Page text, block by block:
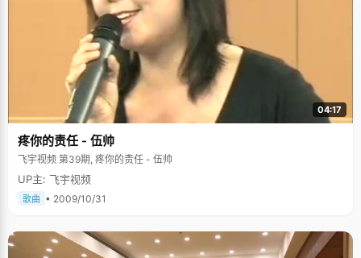
04:17
疼你的责任 - 伍帅
飞宇视频 第39期, 疼你的责任 - 伍帅
UP主: 飞宇视频
歌曲 • 2009/10/31